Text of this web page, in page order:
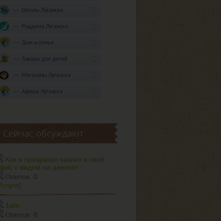
Школы Луганска
Роддома Луганска
Дом и семья
Товары для детей
Магазины Луганска
Афиша Луганска
Сейчас обсуждают
Как я превратил казино в свой
с видом на джекпот
Ответов:
0
1win
Ответов:
0